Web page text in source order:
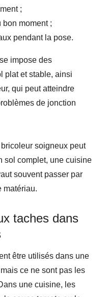
;
moment ;
pendant la pose.
impose des
plat et stable, ainsi
qui peut atteindre
de jonction
soigneux peut
sol complet, une cuisine
souvent passer par
matériau.
taches dans
être utilisés dans une
ce ne sont pas les
une cuisine, les